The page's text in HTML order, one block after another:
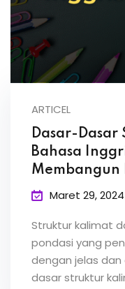
ARTICEL
Dasar-Dasar
Bahasa
Membangun
Maret 29, 2024
Struktur kalimat
pondasi yang
dengan jelas
dasar struktur